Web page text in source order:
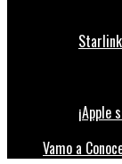
¡Apple
Vamo a